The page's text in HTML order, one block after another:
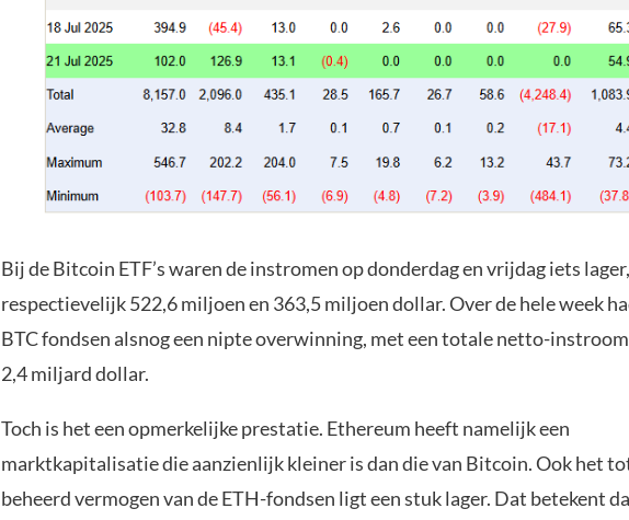
Bij de Bitcoin ETF’s waren de instromen op donderdag en vrijdag iets
respectievelijk 522,6 miljoen en 363,5 miljoen dollar. Over de hele week
BTC fondsen alsnog een nipte overwinning, met een totale netto-
2,4 miljard dollar.
Toch is het een opmerkelijke prestatie. Ethereum heeft namelijk een
marktkapitalisatie die aanzienlijk kleiner is dan die van Bitcoin. Ook het
beheerd vermogen van de ETH-fondsen ligt een stuk lager. Dat betekent